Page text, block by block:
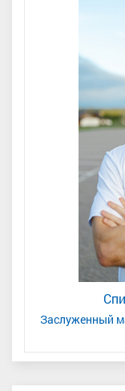
Заслуженный